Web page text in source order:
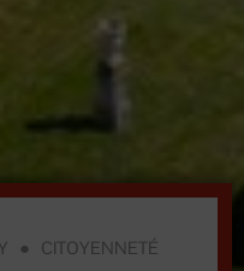
● CITOYENNETÉ